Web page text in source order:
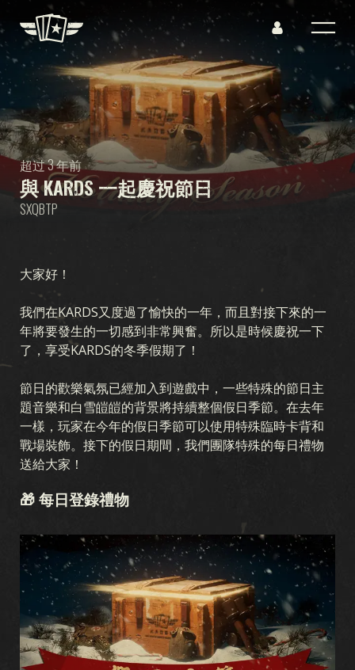
與 KARDS 一起慶祝節日
超过 3 年前
SXQBTP
大家好！
我們在KARDS又度過了愉快的一年，而且對接下來的一
年將要發生的一切感到非常興奮。所以是時候慶祝一下
了，享受KARDS的冬季假期了！
節日的歡樂氣氛已經加入到遊戲中，一些特殊的節日主
題音樂和白雪皚皚的背景將持續整個假日季節。在去年
一樣，玩家在今年的假日季節可以使用特殊臨時卡背和
戰場裝飾。接下的假日期間，我們團隊特殊的每日禮物
送給大家！
🎁 每日登錄禮物